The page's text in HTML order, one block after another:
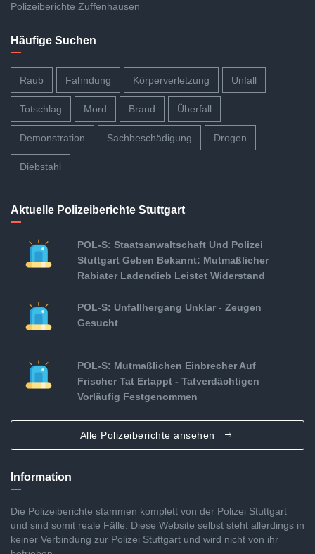
Polizeiberichte Zuffenhausen
Häufige Suchen
Raub Fahndung Körperverletzung Unfall
Totschlag Mord Brand Überfall
Demonstration Sachbeschädigung Drogen
Diebstahl
Aktuelle Polizeiberichte Stuttgart
POL-S: Staatsanwaltschaft Und Polizei
Stuttgart Geben Bekannt: Mutmaßlicher
Rabiater Ladendieb Leistet Widerstand
POL-S: Unfallhergang Unklar - Zeugen
Gesucht
POL-S: Mutmaßlichen Einbrecher Auf
Frischer Tat Ertappt - Tatverdächtigen
Vorläufig Festgenommen
Alle Polizeiberichte ansehen
Information
Die Polizeiberichte stammen komplett von der Polizei Stuttgart
und sind somit reale Fälle. Diese Website selbst steht allerdings in
keiner Verbindung zur Polizei Stuttgart und wird nicht von ihr